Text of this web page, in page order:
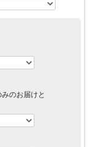
のお届けと